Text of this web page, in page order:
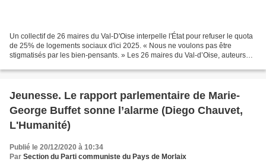
Un collectif de 26 maires du Val-D'Oise interpelle l'État pour refuser le quota
de 25% de logements sociaux d'ici 2025. « Nous ne voulons pas être
stigmatisés par les bien-pensants. » Les 26 maires du Val-d’Oise, auteurs
Jeunesse. Le rapport parlementaire de Marie-
George Buffet sonne l’alarme (Diego Chauvet,
L'Humanité)
Publié le 20/12/2020 à 10:34
Par Section du Parti communiste du Pays de Morlaix